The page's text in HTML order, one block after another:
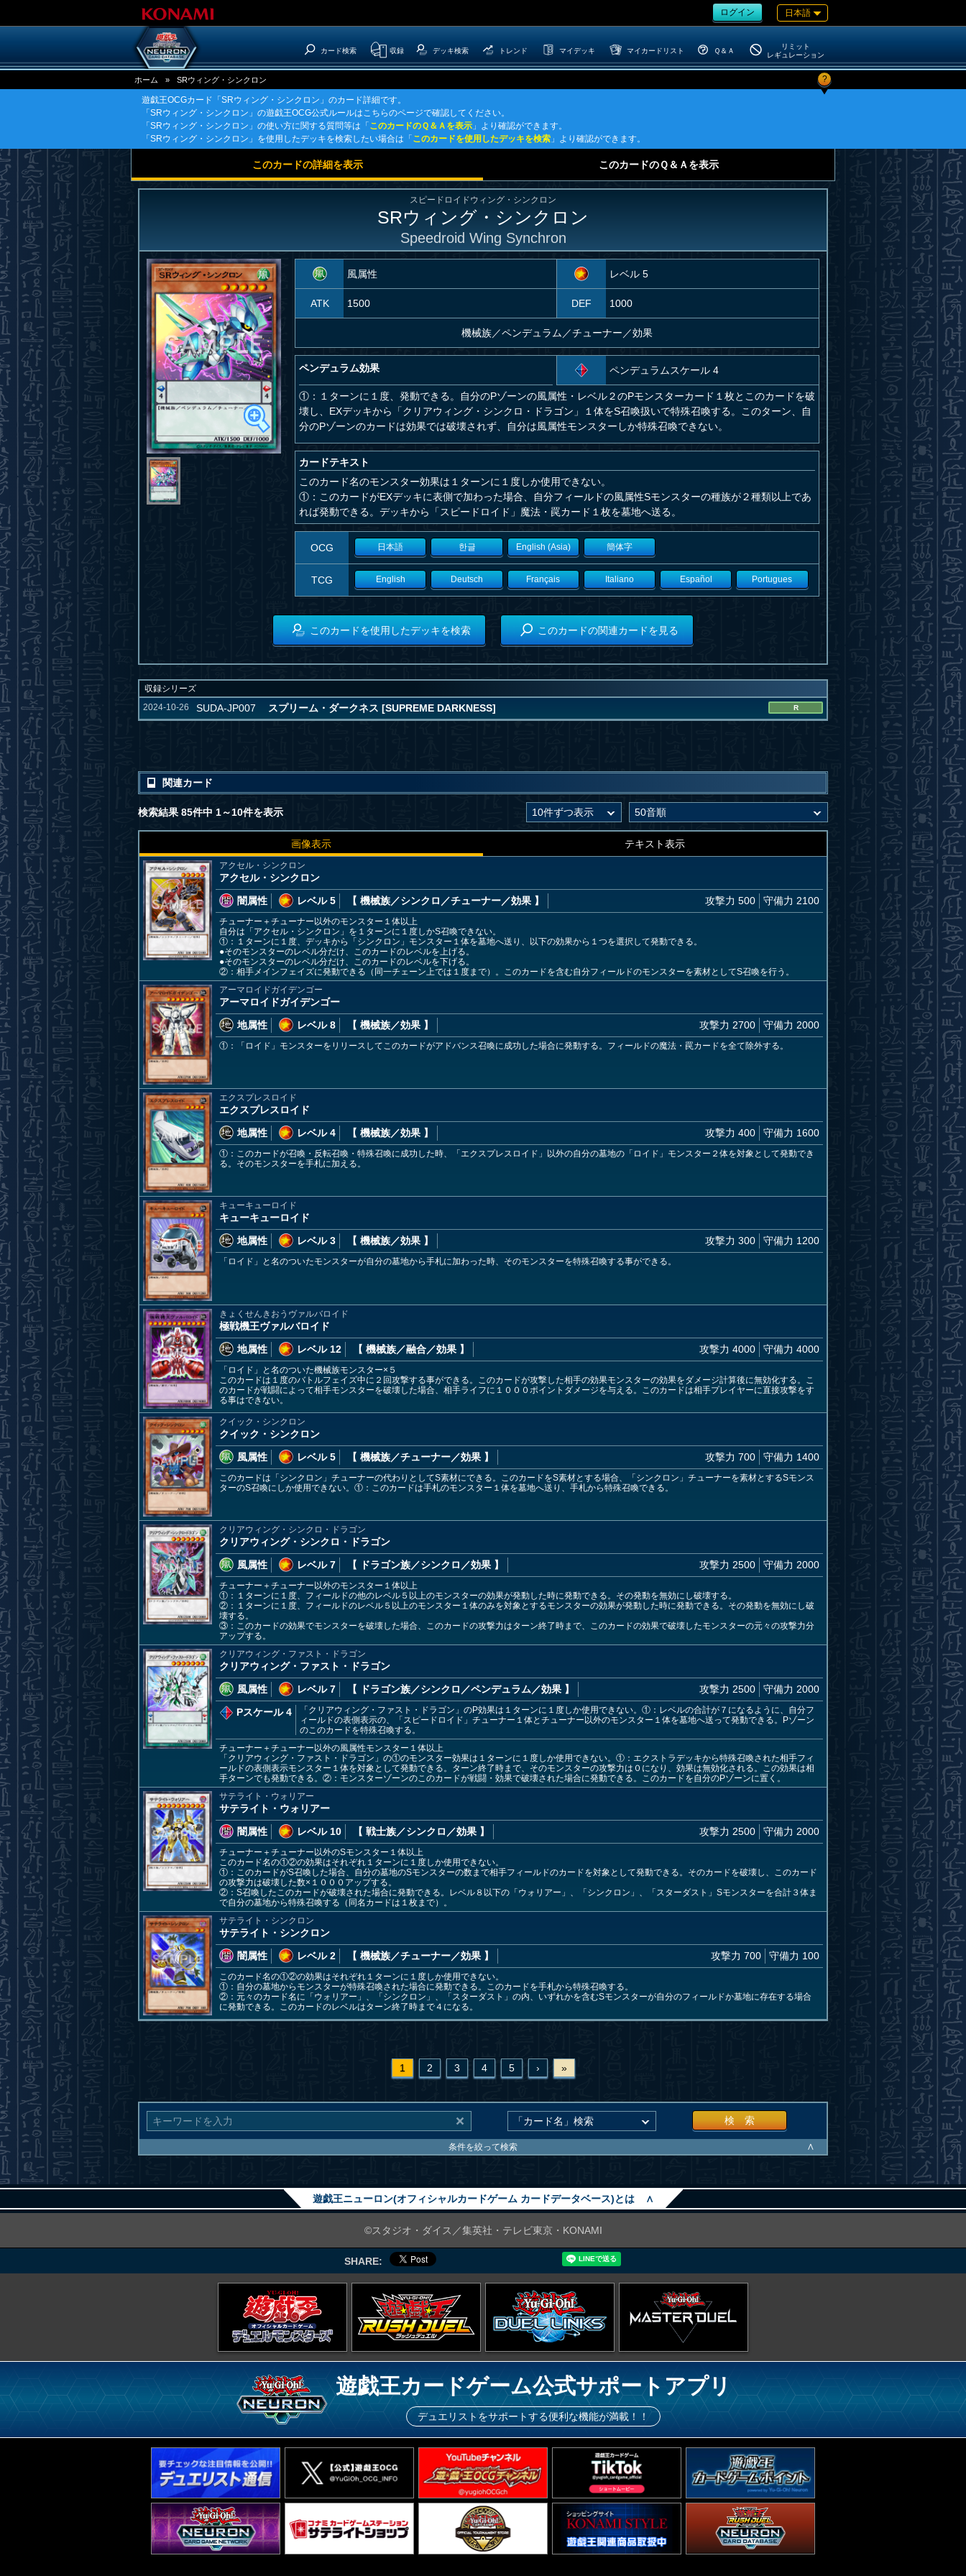
ログイン 日本語
カード検索 収録 デッキ検索 トレンド マイデッキ マイカードリスト Ｑ＆Ａ
リミット
レギュレーション
ホーム » SRウィング・シンクロン ?
遊戯王OCGカード「SRウィング・シンクロン」のカード詳細です。
「SRウィング・シンクロン」の遊戯王OCG公式ルールはこちらのページで確認してください。
「SRウィング・シンクロン」の使い方に関する質問等は「 このカードのＱ＆Ａを表示 」より確認ができます。
「SRウィング・シンクロン」を使用したデッキを検索したい場合は「 このカードを使用したデッキを検索 」より確認ができます。
このカードの詳細を表示 このカードのＱ＆Ａを表示
スピードロイドウィング・シンクロン
SRウィング・シンクロン
Speedroid Wing Synchron
風属性 レベル 5
ATK 1500 DEF 1000
機械族／ペンデュラム／チューナー／効果
ペンデュラム効果 ペンデュラムスケール 4
①：１ターンに１度、発動できる。自分のPゾーンの風属性・レベル２のPモンスターカード１枚とこのカードを破
壊し、EXデッキから「クリアウィング・シンクロ・ドラゴン」１体をS召喚扱いで特殊召喚する。このターン、自
分のPゾーンのカードは効果では破壊されず、自分は風属性モンスターしか特殊召喚できない。
カードテキスト
このカード名のモンスター効果は１ターンに１度しか使用できない。
①：このカードがEXデッキに表側で加わった場合、自分フィールドの風属性Sモンスターの種族が２種類以上であ
れば発動できる。デッキから「スピードロイド」魔法・罠カード１枚を墓地へ送る。
OCG 日本語 한글 English (Asia) 簡体字
TCG English Deutsch Français Italiano Español Portugues
このカードを使用したデッキを検索 このカードの関連カードを見る
収録シリーズ
2024-10-26
SUDA-JP007 スプリーム・ダークネス [SUPREME DARKNESS] R
関連カード
検索結果 85件中 1～10件を表示
画像表示 テキスト表示
アクセル・シンクロン
アクセル・シンクロン
闇属性
レベル 5 【 機械族／シンクロ／チューナー／効果 】 攻撃力 500 守備力 2100
チューナー＋チューナー以外のモンスター１体以上
自分は「アクセル・シンクロン」を１ターンに１度しかS召喚できない。
①：１ターンに１度、デッキから「シンクロン」モンスター１体を墓地へ送り、以下の効果から１つを選択して発動できる。
●そのモンスターのレベル分だけ、このカードのレベルを上げる。
●そのモンスターのレベル分だけ、このカードのレベルを下げる。
②：相手メインフェイズに発動できる（同一チェーン上では１度まで）。このカードを含む自分フィールドのモンスターを素材としてS召喚を行う。
アーマロイドガイデンゴー
アーマロイドガイデンゴー
地属性
レベル 8 【 機械族／効果 】 攻撃力 2700 守備力 2000
①：「ロイド」モンスターをリリースしてこのカードがアドバンス召喚に成功した場合に発動する。フィールドの魔法・罠カードを全て除外する。
エクスプレスロイド
エクスプレスロイド
地属性
レベル 4 【 機械族／効果 】 攻撃力 400 守備力 1600
①：このカードが召喚・反転召喚・特殊召喚に成功した時、「エクスプレスロイド」以外の自分の墓地の「ロイド」モンスター２体を対象として発動でき
る。そのモンスターを手札に加える。
キューキューロイド
キューキューロイド
地属性
レベル 3 【 機械族／効果 】 攻撃力 300 守備力 1200
「ロイド」と名のついたモンスターが自分の墓地から手札に加わった時、そのモンスターを特殊召喚する事ができる。
きょくせんきおうヴァルバロイド
極戦機王ヴァルバロイド
地属性
レベル 12 【 機械族／融合／効果 】 攻撃力 4000 守備力 4000
「ロイド」と名のついた機械族モンスター×５
このカードは１度のバトルフェイズ中に２回攻撃する事ができる。このカードが攻撃した相手の効果モンスターの効果をダメージ計算後に無効化する。こ
のカードが戦闘によって相手モンスターを破壊した場合、相手ライフに１０００ポイントダメージを与える。このカードは相手プレイヤーに直接攻撃をす
る事はできない。
クイック・シンクロン
クイック・シンクロン
風属性
レベル 5 【 機械族／チューナー／効果 】 攻撃力 700 守備力 1400
このカードは「シンクロン」チューナーの代わりとしてS素材にできる。このカードをS素材とする場合、「シンクロン」チューナーを素材とするSモンス
ターのS召喚にしか使用できない。①：このカードは手札のモンスター１体を墓地へ送り、手札から特殊召喚できる。
クリアウィング・シンクロ・ドラゴン
クリアウィング・シンクロ・ドラゴン
風属性
レベル 7 【 ドラゴン族／シンクロ／効果 】 攻撃力 2500 守備力 2000
チューナー＋チューナー以外のモンスター１体以上
①：１ターンに１度、フィールドの他のレベル５以上のモンスターの効果が発動した時に発動できる。その発動を無効にし破壊する。
②：１ターンに１度、フィールドのレベル５以上のモンスター１体のみを対象とするモンスターの効果が発動した時に発動できる。その発動を無効にし破
壊する。
③：このカードの効果でモンスターを破壊した場合、このカードの攻撃力はターン終了時まで、このカードの効果で破壊したモンスターの元々の攻撃力分
アップする。
クリアウィング・ファスト・ドラゴン
クリアウィング・ファスト・ドラゴン
風属性
レベル 7 【 ドラゴン族／シンクロ／ペンデュラム／効果 】 攻撃力 2500
守備力 2000
Pスケール 4
「クリアウィング・ファスト・ドラゴン」のP効果は１ターンに１度しか使用できない。①：レベルの合計が７になるように、自分フ
ィールドの表側表示の、「スピードロイド」チューナー１体とチューナー以外のモンスター１体を墓地へ送って発動できる。Pゾーン
のこのカードを特殊召喚する。
チューナー＋チューナー以外の風属性モンスター１体以上
「クリアウィング・ファスト・ドラゴン」の①のモンスター効果は１ターンに１度しか使用できない。①：エクストラデッキから特殊召喚された相手フィ
ールドの表側表示モンスター１体を対象として発動できる。ターン終了時まで、そのモンスターの攻撃力は０になり、効果は無効化される。この効果は相
手ターンでも発動できる。②：モンスターゾーンのこのカードが戦闘・効果で破壊された場合に発動できる。このカードを自分のPゾーンに置く。
サテライト・ウォリアー
サテライト・ウォリアー
闇属性
レベル 10 【 戦士族／シンクロ／効果 】 攻撃力 2500 守備力 2000
チューナー＋チューナー以外のSモンスター１体以上
このカード名の①②の効果はそれぞれ１ターンに１度しか使用できない。
①：このカードがS召喚した場合、自分の墓地のSモンスターの数まで相手フィールドのカードを対象として発動できる。そのカードを破壊し、このカード
の攻撃力は破壊した数×１０００アップする。
②：S召喚したこのカードが破壊された場合に発動できる。レベル８以下の「ウォリアー」、「シンクロン」、「スターダスト」Sモンスターを合計３体ま
で自分の墓地から特殊召喚する（同名カードは１枚まで）。
サテライト・シンクロン
サテライト・シンクロン
闇属性
レベル 2 【 機械族／チューナー／効果 】 攻撃力 700 守備力 100
このカード名の①②の効果はそれぞれ１ターンに１度しか使用できない。
①：自分の墓地からモンスターが特殊召喚された場合に発動できる。このカードを手札から特殊召喚する。
②：元々のカード名に「ウォリアー」、「シンクロン」、「スターダスト」の内、いずれかを含むSモンスターが自分のフィールドか墓地に存在する場合
に発動できる。このカードのレベルはターン終了時まで４になる。
1 2 3 4 5 › »
検 索
条件を絞って検索 ∧
遊戯王ニューロン(オフィシャルカードゲーム カードデータベース)とは ∧
©スタジオ・ダイス／集英社・テレビ東京・KONAMI
SHARE:
遊戯王カードゲーム公式サポートアプリ
デュエリストをサポートする便利な機能が満載！！